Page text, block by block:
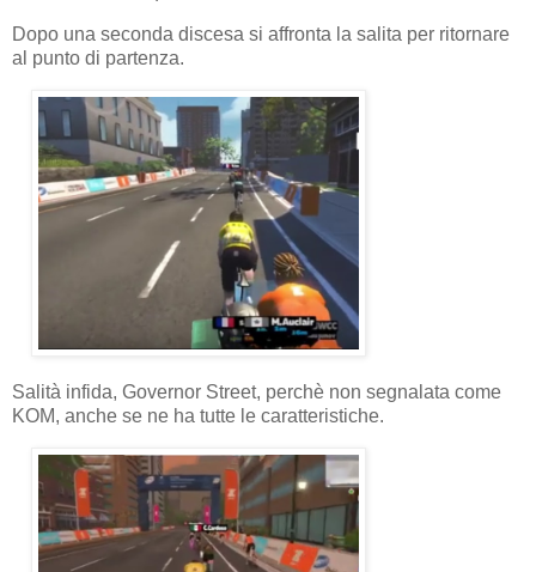
Dopo una seconda discesa si affronta la salita per ritornare
al punto di partenza.
Salità infida, Governor Street, perchè non segnalata come
KOM, anche se ne ha tutte le caratteristiche.